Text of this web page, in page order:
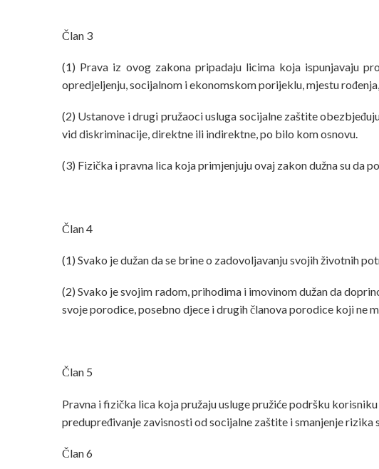
Član 3
(1) Prava iz ovog zakona pripadaju licima koja ispunjavaju
opredjeljenju, socijalnom i ekonomskom porijeklu, mjestu
(2) Ustanove i drugi pružaoci usluga socijalne zaštite
vid diskriminacije, direktne ili indirektne, po bilo kom osnovu.
(3) Fizička i pravna lica koja primjenjuju ovaj zakon dužna su da
Član 4
(1) Svako je dužan da se brine o zadovoljavanju svojih životnih
(2) Svako je svojim radom, prihodima i imovinom dužan da
svoje porodice, posebno djece i drugih članova porodice koji ne
Član 5
Pravna i fizička lica koja pružaju usluge pružiće podršku
predupređivanje zavisnosti od socijalne zaštite i smanjenje rizika
Član 6